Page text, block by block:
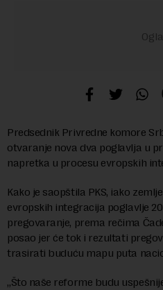
Predsednik Privredne komore
otvaranje nova dva poglavlja u
napretka u procesu evropskih
Kako je saopštila PKS, iako
evropskih integracija poglavlje
pregovaranje, prema rečima
posao jer će tok i rezultati
trasirati buduću mapu puta
„Što naše reforme budu